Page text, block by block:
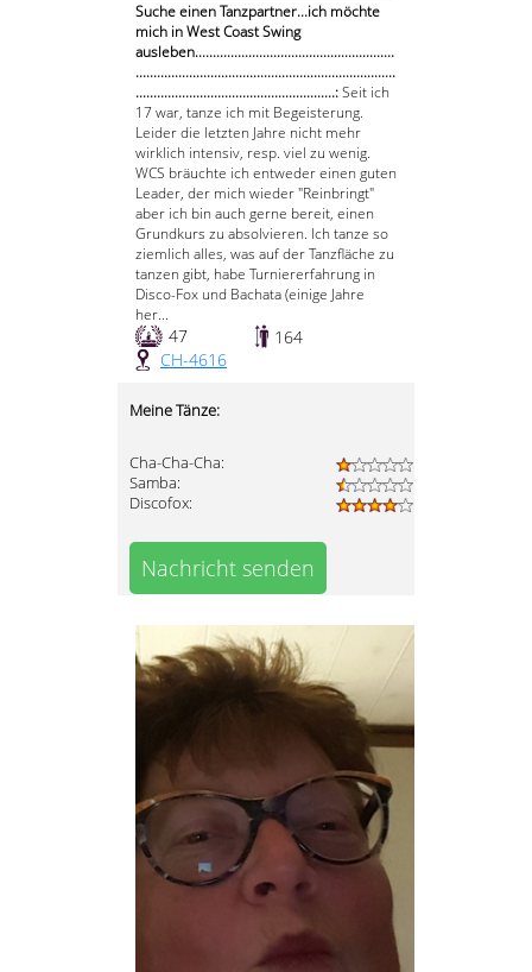
Suche einen Tanzpartner...ich möchte
mich in West Coast Swing
ausleben........................................................
.........................................................................
........................................................:Seit ich
17 war, tanze ich mit Begeisterung.
Leider die letzten Jahre nicht mehr
wirklich intensiv, resp. viel zu wenig.
WCS bräuchte ich entweder einen guten
Leader, der mich wieder "Reinbringt"
aber ich bin auch gerne bereit, einen
Grundkurs zu absolvieren. Ich tanze so
ziemlich alles, was auf der Tanzfläche zu
tanzen gibt, habe Turniererfahrung in
Disco-Fox und Bachata (einige Jahre
her...
47
164
CH-4616
Meine Tänze:
Cha-Cha-Cha:
Samba:
Discofox:
Nachricht senden